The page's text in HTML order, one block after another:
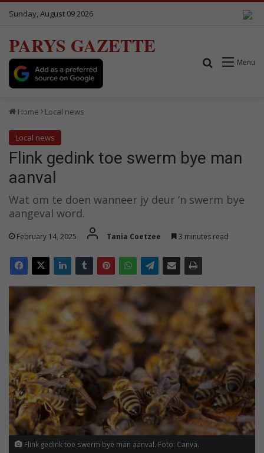
Sunday, August 09 2026
PARYS GAZETTE
Menu
Search for
Home Local news
Local news
Flink gedink toe swerm bye man
aanval
Wat om te doen wanneer jy deur ‘n swerm bye
aangeval word.
February 14, 2025 Tania Coetzee 3 minutes read
Flink gedink toe swerm bye man aanval. Foto: Canva.